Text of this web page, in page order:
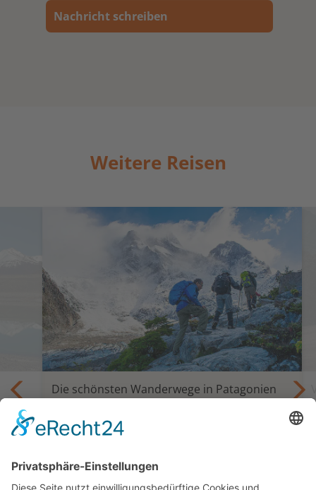
Nachricht schreiben
Weitere Reisen
Die schönsten Wanderwege in Patagonien
Trekking und Selbstfahrertour Die
Giganten Patagoniens
Arenas oder Ushuaia